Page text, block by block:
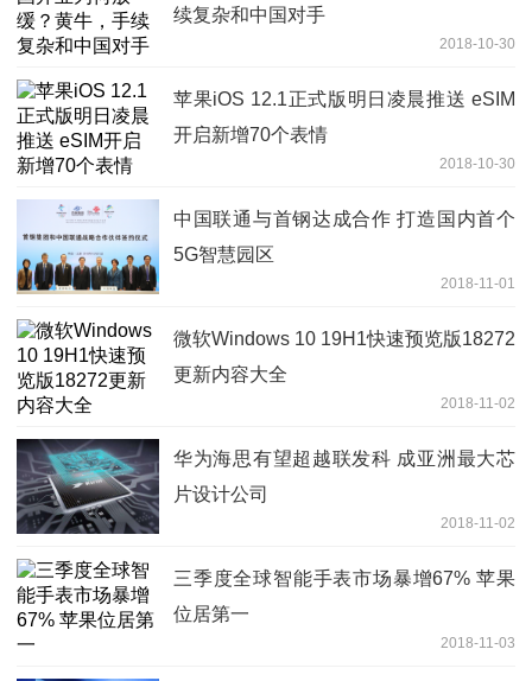
续复杂和中国对手
2018-10-30
苹果iOS 12.1正式版明日凌晨推送 eSIM
开启新增70个表情
2018-10-30
中国联通与首钢达成合作 打造国内首个
5G智慧园区
2018-11-01
微软Windows 10 19H1快速预览版18272
更新内容大全
2018-11-02
华为海思有望超越联发科 成亚洲最大芯
片设计公司
2018-11-02
三季度全球智能手表市场暴增67% 苹果
位居第一
2018-11-03